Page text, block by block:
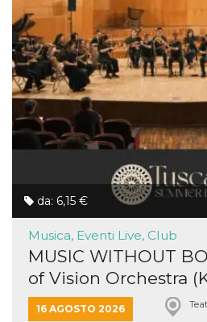
da: 6,15 €
Musica, Eventi Live, Club
MUSIC WITHOUT
of Vision Orchestra
16 AGOSTO 2026